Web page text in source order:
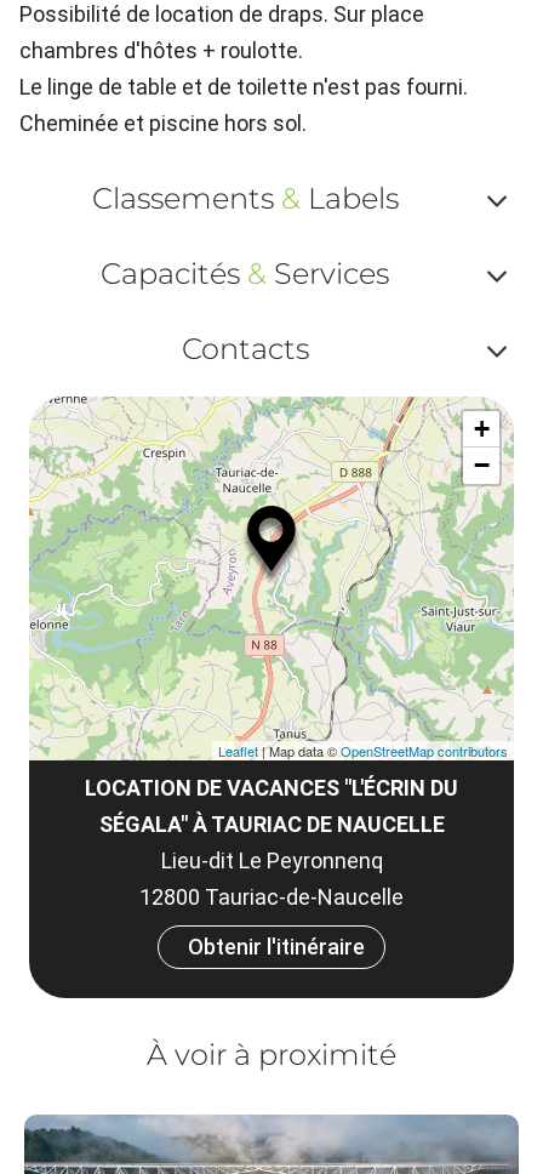
Possibilité de location de draps. Sur place
chambres d'hôtes + roulotte.
Le linge de table et de toilette n'est pas fourni.
Cheminée et piscine hors sol.
Classements &Labels
ou
Capacités & Services
ou
Contacts
ou
LOCATION DE VACANCES "L'ÉCRIN DU
SÉGALA" À TAURIAC DE NAUCELLE
Lieu-dit Le Peyronnenq
12800 Tauriac-de-Naucelle
Obtenir l'itinéraire
+
−
Leaflet| Map data ©OpenStreetMap contributors
À voir à proximité